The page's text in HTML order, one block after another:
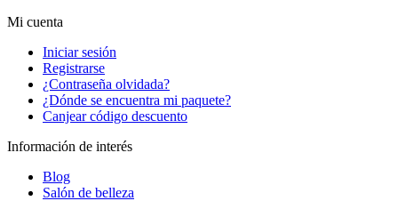
Mi cuenta
Iniciar sesión
Registrarse
¿Contraseña olvidada?
¿Dónde se encuentra mi paquete?
Canjear código descuento
Información de interés
Blog
Salón de belleza